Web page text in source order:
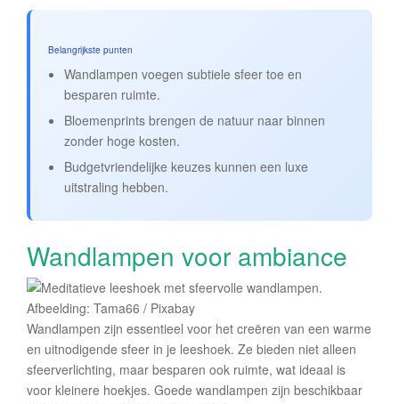
Belangrijkste punten
Wandlampen voegen subtiele sfeer toe en
besparen ruimte.
Bloemenprints brengen de natuur naar binnen
zonder hoge kosten.
Budgetvriendelijke keuzes kunnen een luxe
uitstraling hebben.
Wandlampen voor ambiance
Afbeelding: Tama66 / Pixabay
Wandlampen zijn essentieel voor het creëren van een warme
en uitnodigende sfeer in je leeshoek. Ze bieden niet alleen
sfeerverlichting, maar besparen ook ruimte, wat ideaal is
voor kleinere hoekjes. Goede wandlampen zijn beschikbaar